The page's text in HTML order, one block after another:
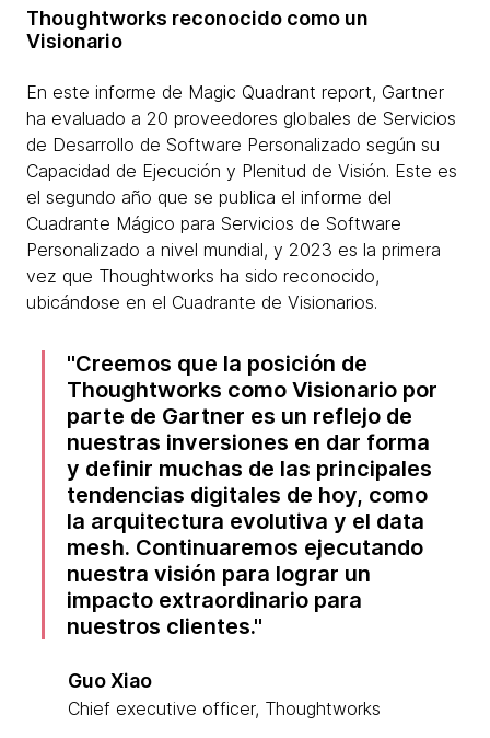
Thoughtworks reconocido como un
Visionario
En este informe de Magic Quadrant report, Gartner
ha evaluado a 20 proveedores globales de Servicios
de Desarrollo de Software Personalizado según su
Capacidad de Ejecución y Plenitud de Visión. Este es
el segundo año que se publica el informe del
Cuadrante Mágico para Servicios de Software
Personalizado a nivel mundial, y 2023 es la primera
vez que Thoughtworks ha sido reconocido,
ubicándose en el Cuadrante de Visionarios.
Creemos que la posición de
Thoughtworks como Visionario por
parte de Gartner es un reflejo de
nuestras inversiones en dar forma
y definir muchas de las principales
tendencias digitales de hoy, como
la arquitectura evolutiva y el data
mesh. Continuaremos ejecutando
nuestra visión para lograr un
impacto extraordinario para
nuestros clientes.
Guo Xiao
Chief executive officer, Thoughtworks